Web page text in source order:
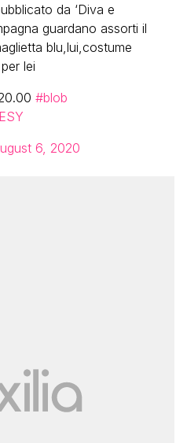
da ‘Diva e
guardano assorti il
blu,lui,costume
lei
#blob
6, 2020